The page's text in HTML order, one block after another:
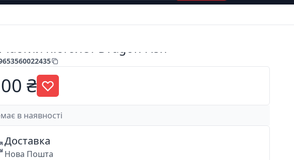
пістолет Dragon Fish
₴
в наявності
Доставка
Нова Пошта